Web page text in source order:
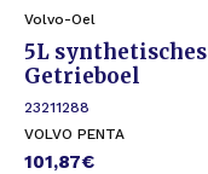
Volvo-Oel
5L synthetisches
Getrieboel
23211288
VOLVO PENTA
101,87€